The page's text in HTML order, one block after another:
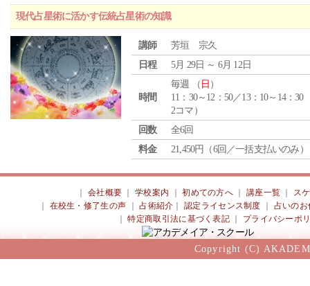
現代占星術に活かす伝統占星術の知識
講師
芳垣 宗久
日程
5月 29日 ～ 6月 12日
時間
毎週 （ 日 ）
11：30～12：50／13：10～14：30
2コマ）
回数
全6回
料金
21,450円（6回／一括支払いのみ）
会社概要 ｜学校案内 ｜初めての方へ 講座一覧
ス
在校生・修了生の声 ｜占術紹介 ｜認定ライセンス制度
占いのお
｜特定商取引法に基づく表記 プライバシーポ
Copyright (C)